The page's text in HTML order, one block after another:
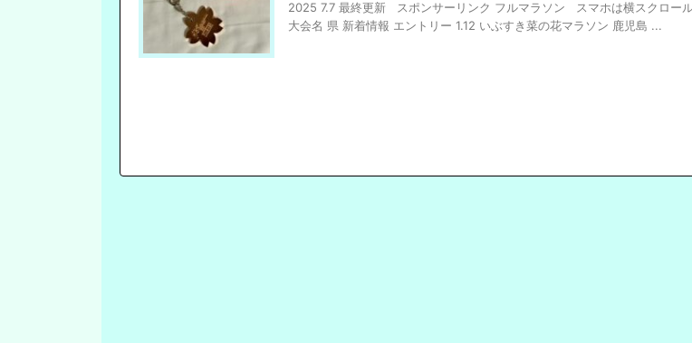
2025 7.7 最終更新 スポンサーリンク フルマラソン スマホは横スクロー
大会名 県 新着情報 エントリー 1.12 いぶすき菜の花マラソン 鹿児島 ...